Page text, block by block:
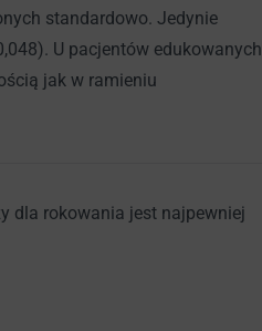
standardowo. Jedynie
U pacjentów edukowanych
jak w ramieniu
dla rokowania jest najpewniej